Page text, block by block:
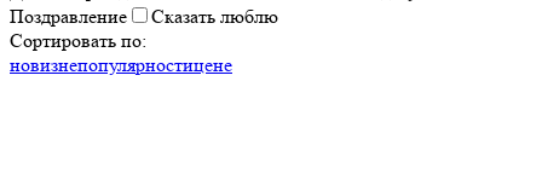
Поздравление
Сказать люблю
Сортировать по:
новизнепопулярностицене